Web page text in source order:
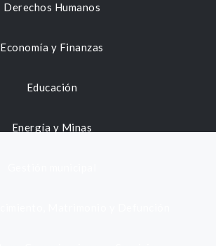
Derechos Humanos
Economía y Finanzas
Educación
Energía y Minas